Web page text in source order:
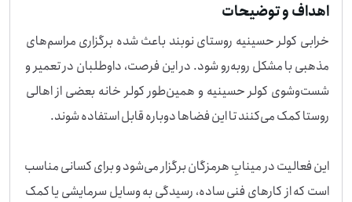
اهداف و توضیحات
خرابی کولر حسینیه روستای نوبند باعث شده برگزاری مراسم‌های
مذهبی با مشکل روبه‌رو شود. در این فرصت، داوطلبان در تعمیر و
شست‌وشوی کولر حسینیه و همین‌طور کولر خانه بعضی از اهالی
این فعالیت در مینابِ هرمزگان برگزار می‌شود و برای کسانی مناسب
است که از کارهای فنی ساده، رسیدگی به وسایل سرمایشی یا کمک